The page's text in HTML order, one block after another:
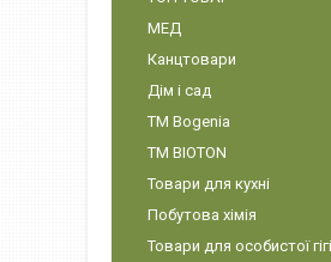
МЕД
Канцтовари
Дім і сад
ТМ Bogenia
ТМ BIOTON
Товари для кухні
Побутова хімія
Товари для особистої